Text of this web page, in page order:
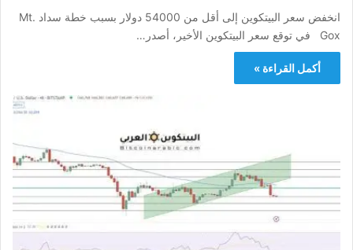
انخفض سعر البيتكوين إلى أقل من 54000 دولار بسبب خطة سداد Mt.
Gox في توقع سعر البيتكوين الأخير، أصدر…
أكمل القراءة »